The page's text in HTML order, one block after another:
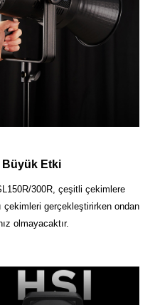
Büyük Etki
300R, çeşitli çekimlere
çekimleri gerçekleştirirken ondan
olmayacaktır.